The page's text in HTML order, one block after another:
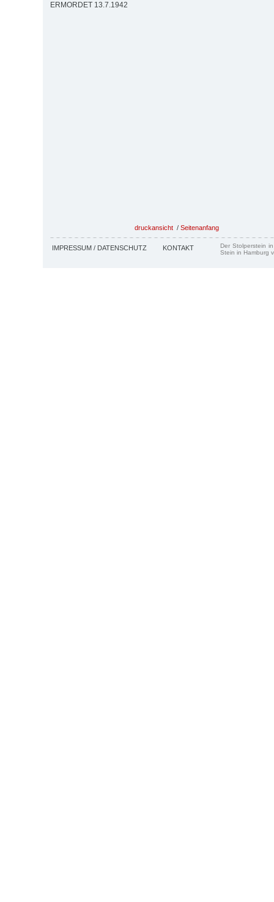
ERMORDET 13.7.1942
druckansicht / Seitenanfang
IMPRESSUM / DATENSCHUTZ KONTAKT
Der Stolperstein
Stein in Hamburg